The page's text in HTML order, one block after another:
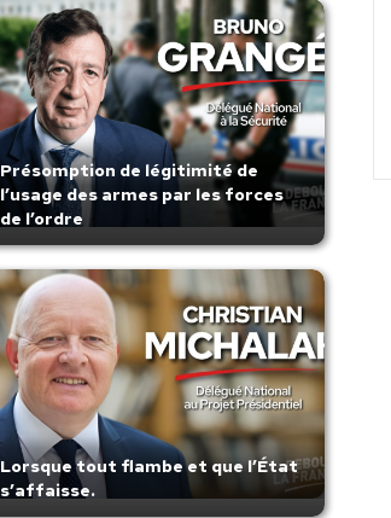
Présomption de légitimité de
l’usage des armes par les forces
de l’ordre
Lorsque tout flambe et que l’État
s’affaisse.